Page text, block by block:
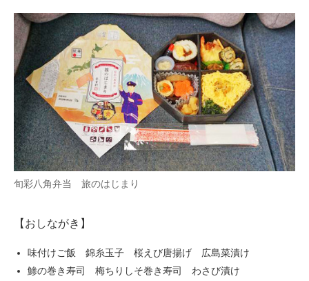
旬彩八角弁当 旅のはじまり
【おしながき】
味付けご飯 錦糸玉子 桜えび唐揚げ 広島菜漬け
鯵の巻き寿司 梅ちりしそ巻き寿司 わさび漬け